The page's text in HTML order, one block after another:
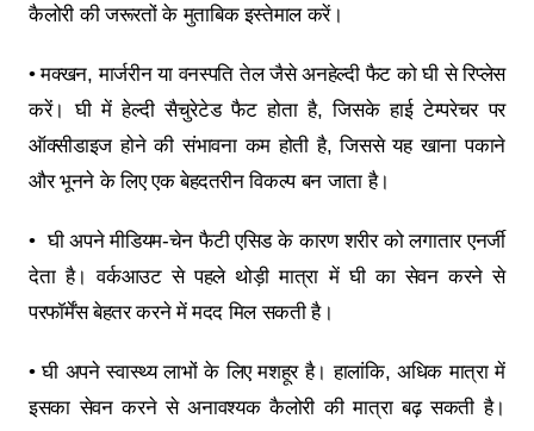
कैलोरी की जरूरतों के मुताबिक इस्तेमाल करें।
• मक्खन, मार्जरीन या वनस्पति तेल जैसे अनहेल्दी फैट को घी से रिप्लेस
करें। घी में हेल्दी सैचुरेटेड फैट होता है, जिसके हाई टेम्परेचर पर
ऑक्सीडाइज होने की संभावना कम होती है, जिससे यह खाना पकाने
और भूनने के लिए एक बेहदतरीन विकल्प बन जाता है।
• घी अपने मीडियम-चेन फैटी एसिड के कारण शरीर को लगातार एनर्जी
देता है। वर्कआउट से पहले थोड़ी मात्रा में घी का सेवन करने से
परफॉर्मेंस बेहतर करने में मदद मिल सकती है।
• घी अपने स्वास्थ्य लाभों के लिए मशहूर है। हालांकि, अधिक मात्रा में
इसका सेवन करने से अनावश्यक कैलोरी की मात्रा बढ़ सकती है।